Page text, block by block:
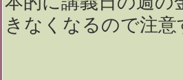
きなくなるので注